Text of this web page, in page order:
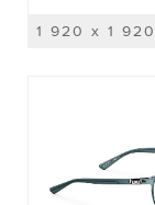
1 920 x 1 920